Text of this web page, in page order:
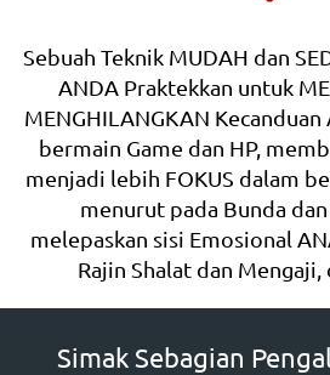
Sebuah Teknik MUDAH dan
ANDA Praktekkan untuk
MENGHILANGKAN
bermain Game dan HP,
menjadi lebih FOKUS dalam
menurut pada Bunda
melepaskan sisi Emosional
Rajin Shalat dan
Simak Sebagian